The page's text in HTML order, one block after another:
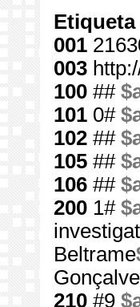
001
003
100 ##
101 0#
102 ##
105 ##
106 ##
200 1#
Beltrame
210 #9